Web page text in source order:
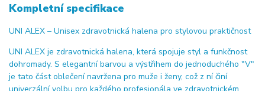
Kompletní specifikace
UNI ALEX – Unisex zdravotnická halena pro stylovou praktičnost
UNI ALEX je zdravotnická halena, která spojuje styl a funkčnost
dohromady. S elegantní barvou a výstřihem do jednoduchého "V"
je tato část oblečení navržena pro muže i ženy, což z ní činí